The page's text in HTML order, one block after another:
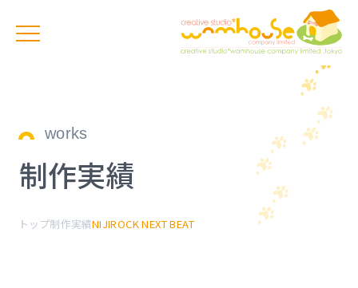
works
制作実績
トップ制作実績NIJIROCK NEXT BEAT